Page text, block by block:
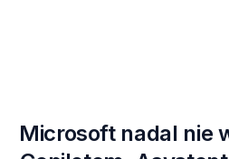
Microsoft nadal nie